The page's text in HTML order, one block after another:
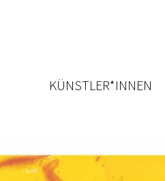
KÜNSTLER*INNEN